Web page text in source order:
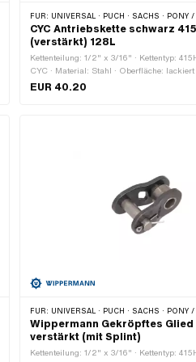
FÜR: UNIVERSAL · PUCH · SACHS · PONY / CILO (BETA 521 & 512) · ZÜNDAPP BELMONDO ·
CYC Antriebskette schwarz
(verstärkt) 128L
Kettenteilung: 1/2" x 3/16" · Kettentyp:
CYC · Material: Stahl · Oberfläche: lackiert
Kettenglieder: 128 Stk. · Farbe: schwarz ·
EUR 40.20
FÜR: UNIVERSAL · PUCH · SACHS · PONY / CILO (BETA 521 & 512) · ZÜNDAPP BELMONDO ·
Wippermann Gekröpftes Glied
verstärkt (mit Splint)
Kettenteilung: 1/2" x 3/16" · Kettentyp: